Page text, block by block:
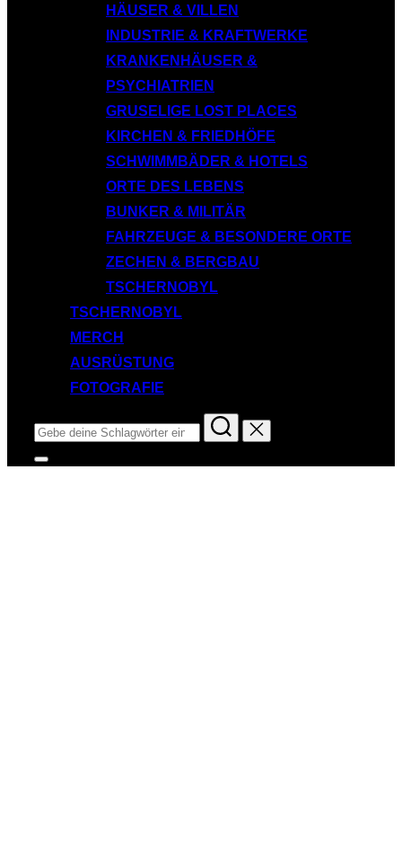
HÄUSER & VILLEN
INDUSTRIE & KRAFTWERKE
KRANKENHÄUSER &
PSYCHIATRIEN
GRUSELIGE LOST PLACES
KIRCHEN & FRIEDHÖFE
SCHWIMMBÄDER & HOTELS
ORTE DES LEBENS
BUNKER & MILITÄR
FAHRZEUGE & BESONDERE ORTE
ZECHEN & BERGBAU
TSCHERNOBYL
TSCHERNOBYL
MERCH
AUSRÜSTUNG
FOTOGRAFIE
Suchen
nach:
Seitenleiste